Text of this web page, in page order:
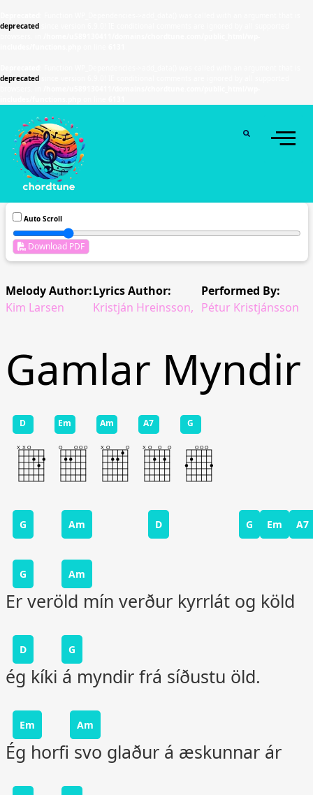
deprecated
deprecated
Auto Scroll
Download PDF
Melody Author:
Kim Larsen
Lyrics Author:
Kristján Hreinsson,
Performed By:
Pétur Kristjánsson
Gamlar Myndir
G Am D G Em A7
G Am
Er veröld mín verður kyrrlát og köld
D G
ég kíki á myndir frá síðustu öld.
Em Am
Ég horfi svo glaður á æskunnar ár
D Em Am A7 G